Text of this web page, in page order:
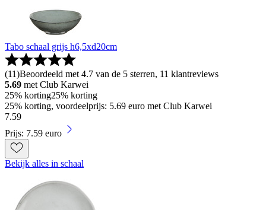
Tabo schaal grijs h6,5xd20cm
(11)Beoordeeld met 4.7 van de 5 sterren, 11 klantreviews
5.69 met Club Karwei
25% korting25% korting
25% korting, voordeelprijs: 5.69 euro met Club Karwei
7.59
Prijs: 7.59 euro
Bekijk alles in schaal